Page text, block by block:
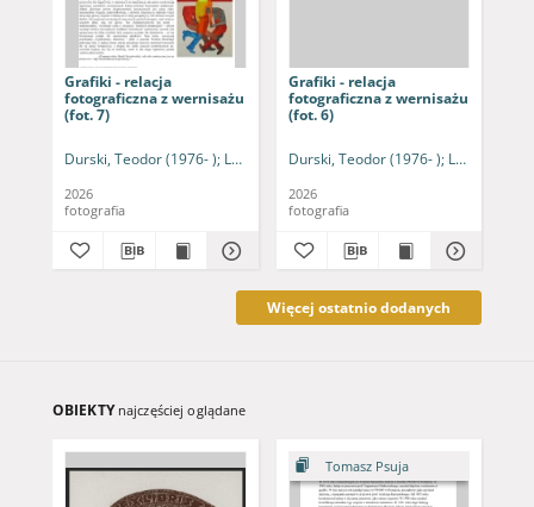
Grafiki - relacja
fotograficzna z wernisażu
(fot. 7)
Durski, Teodor (1976- ) Lalko, Marek - fot.
2026
fotografia
Grafiki - relacja
fotograficzna z wernisażu
(fot. 6)
Durski, Teodor (1976- ) Lalko,
2026
fotografia
Więcej ostatnio dodanych
OBIEKTY najczęściej oglądane
Tomasz Psuja